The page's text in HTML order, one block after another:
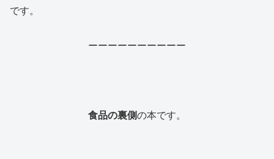
です。
ーーーーーーーーーー
食品の裏側の本です。